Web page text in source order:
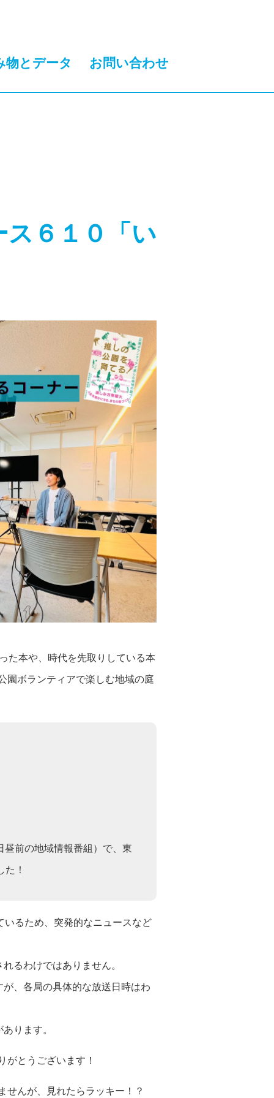
物とデータ お問い合わせ
６１０「い
た本や、時代を先取りしている本
園ボランティアで楽しむ地域の庭
昼前の地域情報番組）で、東
！
るため、突発的なニュースなど
るわけではありません。
、各局の具体的な放送日時はわ
ります。
がとうございます！
せんが、見れたらラッキー！？